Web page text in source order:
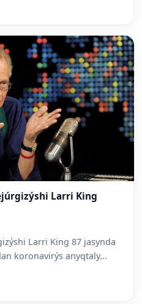
Larri King
Larri King 87 jasynda
koronavirýs anyqtaly...